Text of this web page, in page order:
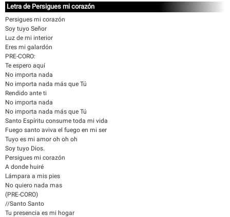
Letra de Persigues mi corazón
Persigues mi corazón
Soy tuyo Señor
Luz de mi interior
Eres mi galardón
PRE-CORO:
Te espero aquí
No importa nada
No importa nada más que Tú
Rendido ante ti
No importa nada
No importa nada más que Tú
Santo Espíritu consume toda mi vida
Fuego santo aviva el fuego en mi ser
Tuyo es mi amor oh oh oh
Soy tuyo Dios.
Persigues mi corazón
A donde huiré
Lámpara a mis pies
No quiero nada mas
(PRE-CORO)
//Santo Santo
Tu presencia es mi hogar